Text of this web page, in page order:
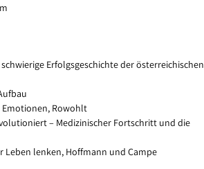
schwierige Erfolgsgeschichte der österreichischen
Emotionen, Rowohlt
– Medizinischer Fortschritt und die
Leben lenken, Hoffmann und Campe